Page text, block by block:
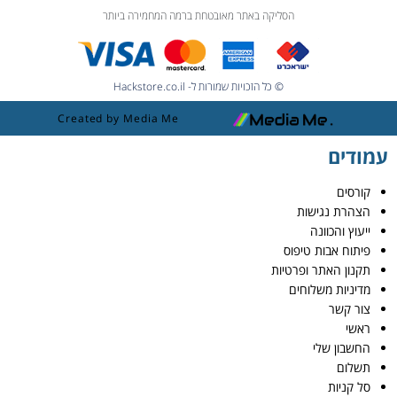
הסליקה באתר מאובטחת ברמה המחמירה ביותר
© כל הזכויות שמורות ל- Hackstore.co.il
Created by Media Me
עמודים
קורסים
הצהרת נגישות
ייעוץ והכוונה
פיתוח אבות טיפוס
תקנון האתר ופרטיות
מדיניות משלוחים
צור קשר
ראשי
החשבון שלי
תשלום
סל קניות